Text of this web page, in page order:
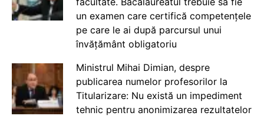
un examen care certifică competențele
pe care le ai după parcursul unui
învățământ obligatoriu
Ministrul Mihai Dimian, despre
publicarea numelor profesorilor la
Titularizare: Nu există un impediment
tehnic pentru anonimizarea rezultatelor